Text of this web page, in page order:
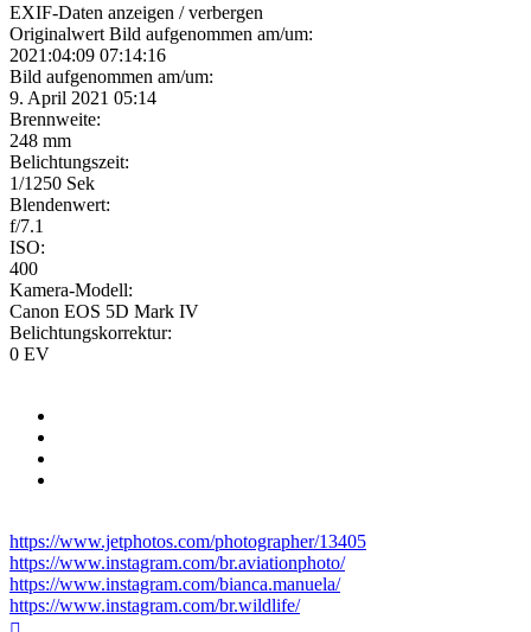
EXIF-Daten anzeigen / verbergen
Originalwert Bild aufgenommen am/um:
2021:04:09 07:14:16
Bild aufgenommen am/um:
9. April 2021 05:14
Brennweite:
248 mm
Belichtungszeit:
1/1250 Sek
Blendenwert:
f/7.1
ISO:
400
Kamera-Modell:
Canon EOS 5D Mark IV
Belichtungskorrektur:
0 EV
https://www.jetphotos.com/photographer/13405
https://www.instagram.com/br.aviationphoto/
https://www.instagram.com/bianca.manuela/
https://www.instagram.com/br.wildlife/